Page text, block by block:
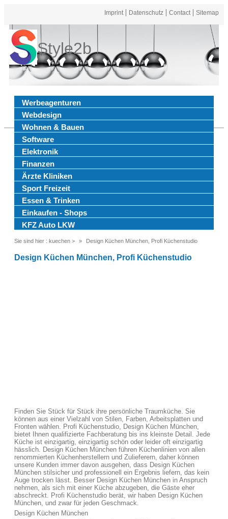
Imprint Datenschutz Contact Sitemap
Style2b
Werbeagenturen
Webdesign
Wohnen & Bauen
Software
Elektronik
Finanzen
Ärzte Kliniken
Sport Freizeit
Essen & Trinken
Einkaufen - Shops
KFZ Auto LKW
Sie sind hier : kuechen > Design Küchen München, Profi Küchenstudio
Design Küchen München, Profi Küchenstudio
Finden Sie Stück für Stück ihre persönliche Traumküche. Sie
können aus einer Vielzahl von Stilen, Farben, Arbeitsplatten und
Fronten wählen. Profi Küchenstudio, Design Küchen München,
bietet Ihnen qualifizierte Fachberatung bis ins kleinste Detail. Jede
Küche ist einzigartig, einzigartig schön oder leider oft einzigartig
hässlich. Design Küchen München führen Küchenlinien von allen
renommierten Küchenherstellern und Zulieferern, daher können
unsere Kunden immer davon ausgehen, dass Design Küchen
München stilsicher und professionell ein Ergebnis liefern, das kein
Auge trocken lässt. Besser Design Küchen München in Anspruch
nehmen, als sich mit einer Küche abzugeben, die Gäste eher
abschreckt. Profi Küchenstudio berät, wir haben Design Küchen
München, und zwar für jeden Geschmack.
Design Küchen München